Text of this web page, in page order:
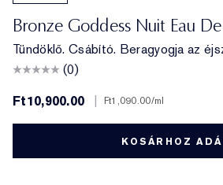
Bronze Goddess Nuit Eau
Tündöklő. Csábító. Beragyogja az
(0)
Ft10,900.00
Ft1,090.00/ml
KOSÁRHOZ